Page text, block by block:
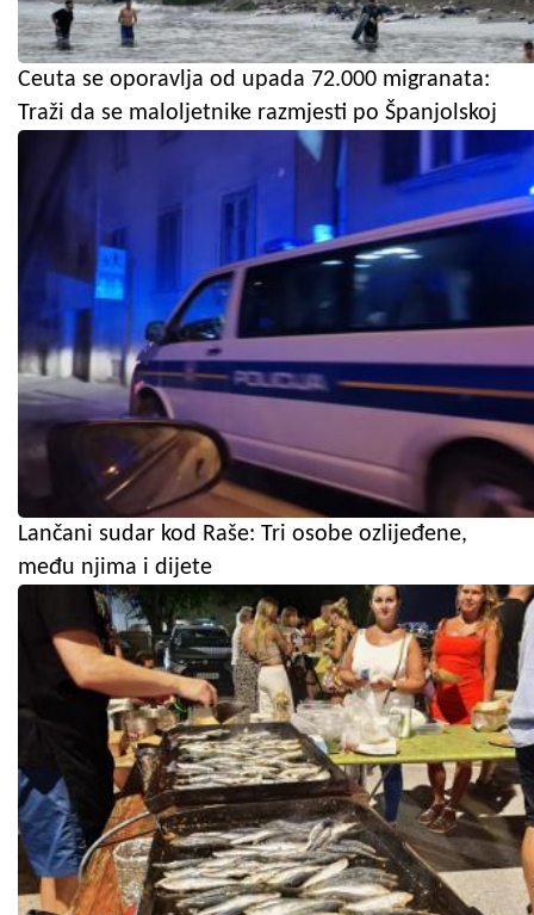
Ceuta se oporavlja od upada 72.000 migranata:
Traži da se maloljetnike razmjesti po Španjolskoj
Lančani sudar kod Raše: Tri osobe ozlijeđene,
među njima i dijete